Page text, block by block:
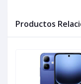
Productos